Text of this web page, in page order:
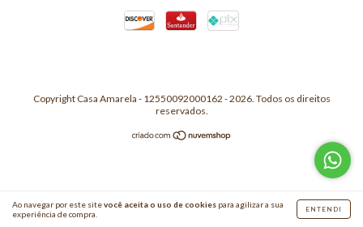
Ao navegar por este sitevocê aceita o uso de cookies para agilizar a sua
experiência de compra.
ENTENDI
Copyright Casa Amarela - 12550092000162 - 2026. Todos os direitos
reservados.